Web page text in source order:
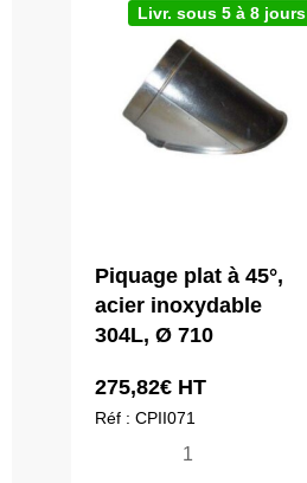
Livr. sous 5 à 8 jours
Piquage plat à 45°,
acier inoxydable
304L, Ø 710
275,82€ HT
Réf : CPII071
quantité